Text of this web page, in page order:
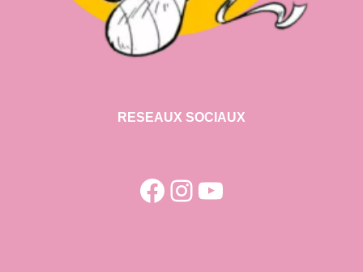
RESEAUX SOCIAUX
Facebook
Instagram
YouTube